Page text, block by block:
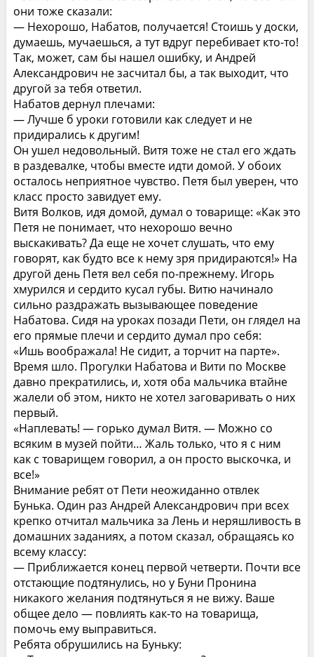
они тоже сказали:
— Нехорошо, Набатов, получается! Стоишь у доски,
думаешь, мучаешься, а тут вдруг перебивает кто-то!
Так, может, сам бы нашел ошибку, и Андрей
Александрович не засчитал бы, а так выходит, что
другой за тебя ответил.
Набатов дернул плечами:
— Лучше б уроки готовили как следует и не
придирались к другим!
Он ушел недовольный. Витя тоже не стал его ждать
в раздевалке, чтобы вместе идти домой. У обоих
осталось неприятное чувство. Петя был уверен, что
класс просто завидует ему.
Витя Волков, идя домой, думал о товарище: «Как это
Петя не понимает, что нехорошо вечно
выскакивать? Да еще не хочет слушать, что ему
говорят, как будто все к нему зря придираются!» На
другой день Петя вел себя по-прежнему. Игорь
хмурился и сердито кусал губы. Витю начинало
сильно раздражать вызывающее поведение
Набатова. Сидя на уроках позади Пети, он глядел на
его прямые плечи и сердито думал про себя:
«Ишь воображала! Не сидит, а торчит на парте».
Время шло. Прогулки Набатова и Вити по Москве
давно прекратились, и, хотя оба мальчика втайне
жалели об этом, никто не хотел заговаривать о них
первый.
«Наплевать! — горько думал Витя. — Можно со
всяким в музей пойти… Жаль только, что я с ним
как с товарищем говорил, а он просто выскочка, и
все!»
Внимание ребят от Пети неожиданно отвлек
Бунька. Один раз Андрей Александрович при всех
крепко отчитал мальчика за Лень и неряшливость в
домашних заданиях, а потом сказал, обращаясь ко
всему классу:
— Приближается конец первой четверти. Почти все
отстающие подтянулись, но у Буни Пронина
никакого желания подтянуться я не вижу. Ваше
общее дело — повлиять как-то на товарища,
помочь ему выправиться.
Ребята обрушились на Буньку: